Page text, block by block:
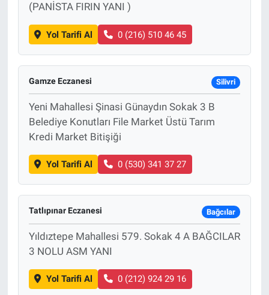
(PANİSTA FIRIN YANI )
Yol Tarifi Al 0 (216) 510 46 45
Gamze Eczanesi Silivri
Yeni Mahallesi Şinasi Günaydın Sokak 3 B
Belediye Konutları File Market Üstü Tarım
Kredi Market Bitişiği
Yol Tarifi Al 0 (530) 341 37 27
Tatlıpınar Eczanesi Bağcılar
Yıldıztepe Mahallesi 579. Sokak 4 A BAĞCILAR
3 NOLU ASM YANI
Yol Tarifi Al 0 (212) 924 29 16